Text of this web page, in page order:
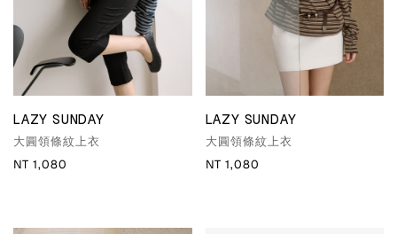
LAZY SUNDAY
大圓領條紋上衣
NT 1,080
LAZY SUNDAY
大圓領條紋上衣
NT 1,080